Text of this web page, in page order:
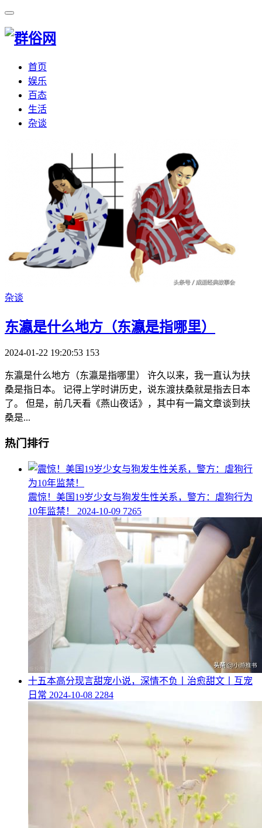
首页
娱乐
百态
生活
杂谈
杂谈
​东瀛是什么地方（东瀛是指哪里）
2024-01-22 19:20:53 153
东瀛是什么地方（东瀛是指哪里） 许久以来，我一直认为扶
桑是指日本。 记得上学时讲历史，说东渡扶桑就是指去日本
了。 但是，前几天看《燕山夜话》，其中有一篇文章谈到扶
桑是...
热门排行
​震惊！美国19岁少女与狗发生性关系，警方：虐狗行为
10年监禁！
2024-10-09 7265
​十五本高分现言甜宠小说，深情不负丨治愈甜文丨互宠
日常 2024-10-08 2284